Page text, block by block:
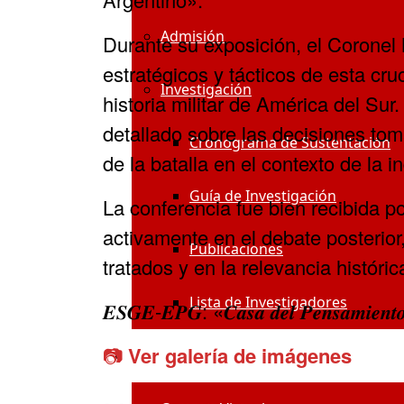
Admisión
Investigación
Cronograma de Sustentación
Guía de Investigación
Publicaciones
Lista de Investigadores
Sistemas ESGE
Durante su exposición, el
estratégicos y tácticos de esta
historia militar de América del
detallado sobre las decisiones
de la batalla en el contexto de la
La conferencia fue bien recibida
activamente en el debate
tratados y en la relevancia
𝑬𝑺𝑮𝑬-𝑬𝑷𝑮: «𝑪𝒂𝒔𝒂 𝒅𝒆𝒍 𝑷𝒆𝒏𝒔𝒂𝒎𝒊𝒆𝒏𝒕𝒐
📷Ver galería de imágenes